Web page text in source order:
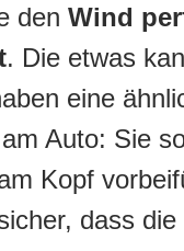
den Wind
. Die etwas
eine
Auto: Sie
Kopf
dass die